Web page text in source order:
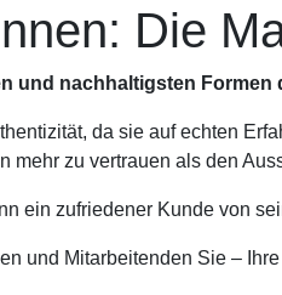
Die
und nachhaltigsten Formen
da sie auf echten
mehr zu vertrauen als den
ein zufriedener Kunde von
und Mitarbeitenden Sie –